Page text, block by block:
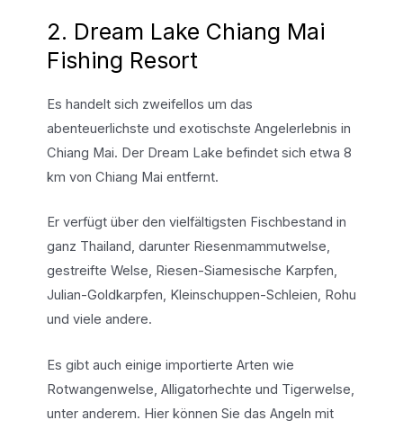
2. Dream Lake Chiang Mai
Fishing Resort
Es handelt sich zweifellos um das
abenteuerlichste und exotischste Angelerlebnis in
Chiang Mai. Der Dream Lake befindet sich etwa 8
km von Chiang Mai entfernt.
Er verfügt über den vielfältigsten Fischbestand in
ganz Thailand, darunter Riesenmammutwelse,
gestreifte Welse, Riesen-Siamesische Karpfen,
Julian-Goldkarpfen, Kleinschuppen-Schleien, Rohu
und viele andere.
Es gibt auch einige importierte Arten wie
Rotwangenwelse, Alligatorhechte und Tigerwelse,
unter anderem. Hier können Sie das Angeln mit